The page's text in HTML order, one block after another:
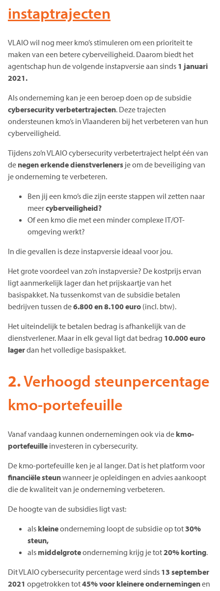
instaptrajecten
VLAIO wil nog meer kmo’s stimuleren om een prioriteit te
maken van een betere cyberveiligheid. Daarom biedt het
agentschap hun de volgende instapversie aan sinds 1 januari
2021.
Als onderneming kan je een beroep doen op de subsidie
cybersecurity verbetertrajecten. Deze trajecten
ondersteunen kmo’s in Vlaanderen bij het verbeteren van hun
cyberveiligheid.
Tijdens zo’n VLAIO cybersecurity verbetertraject helpt één van
de negen erkende dienstverleners je om de beveiliging van
je onderneming te verbeteren.
Ben jij een kmo’s die zijn eerste stappen wil zetten naar
meercyberveiligheid?
Of een kmo die met een minder complexe IT/OT-
omgeving werkt?
In die gevallen is deze instapversie ideaal voor jou.
Het grote voordeel van zo’n instapversie? De kostprijs ervan
ligt aanmerkelijk lager dan het prijskaartje van het
basispakket. Na tussenkomst van de subsidie betalen
bedrijven tussen de6.800 en 8.100 euro (incl. btw).
Het uiteindelijk te betalen bedrag is afhankelijk van de
dienstverlener. Maar in elk geval ligt dat bedrag 10.000 euro
lagerdan het volledige basispakket.
2.Verhoogd steunpercentage
kmo-portefeuille
Vanaf vandaag kunnen ondernemingen ook via de kmo-
portefeuille investeren in cybersecurity.
De kmo-portefeuille ken je al langer. Dat is het platform voor
financiële steunwanneer je opleidingen en advies aankoopt
die de kwaliteit van je onderneming verbeteren.
De hoogte van de subsidies ligt vast:
als kleineonderneming loopt de subsidie op tot30%
steun,
als middelgroteonderneming krijg je tot20% korting.
Dit VLAIO cybersecurity percentage werd sinds 13 september
2021 opgetrokken tot45% voor kleinere ondernemingenen